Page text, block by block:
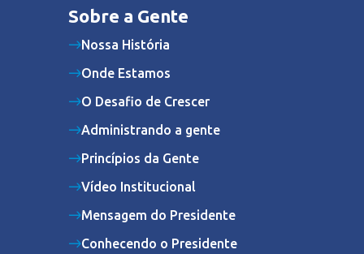
Sobre a Gente
Nossa História
Onde Estamos
O Desafio de Crescer
Administrando a gente
Princípios da Gente
Vídeo Institucional
Mensagem do Presidente
Conhecendo o Presidente